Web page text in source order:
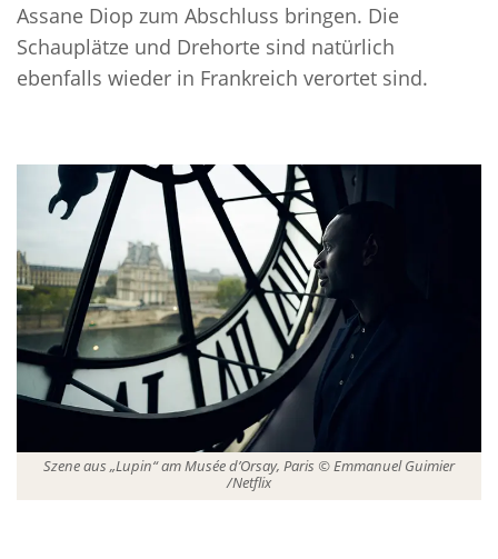
Assane Diop zum Abschluss bringen. Die
Schauplätze und Drehorte sind natürlich
ebenfalls wieder in Frankreich verortet sind.
Szene aus „Lupin“ am Musée d’Orsay, Paris © Emmanuel Guimier
/Netflix